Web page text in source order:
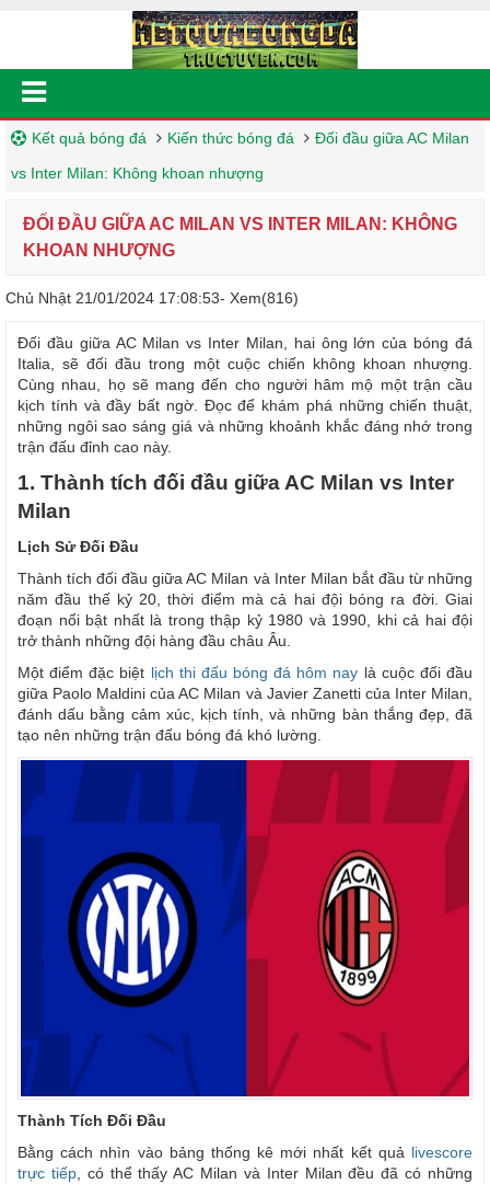
Kết quả bóng đá Kiến thức bóng đá
Đối đầu giữa AC Milan
vs Inter Milan: Không khoan nhượng
ĐỐI ĐẦU GIỮA AC MILAN VS INTER MILAN: KHÔNG
KHOAN NHƯỢNG
Chủ Nhật 21/01/2024 17:08:53- Xem(816)
Đối đầu giữa AC Milan vs Inter Milan, hai ông lớn của bóng đá
Italia, sẽ đối đầu trong một cuộc chiến không khoan nhượng.
Cùng nhau, họ sẽ mang đến cho người hâm mộ một trận cầu
kịch tính và đầy bất ngờ. Đọc để khám phá những chiến thuật,
những ngôi sao sáng giá và những khoảnh khắc đáng nhớ trong
trận đấu đỉnh cao này.
1. Thành tích đối đầu giữa AC Milan vs Inter
Milan
Lịch Sử Đối Đầu
Thành tích đối đầu giữa AC Milan và Inter Milan bắt đầu từ những
năm đầu thế kỷ 20, thời điểm mà cả hai đội bóng ra đời. Giai
đoạn nổi bật nhất là trong thập kỷ 1980 và 1990, khi cả hai đội
trở thành những đội hàng đầu châu Âu.
Một điểm đặc biệt lịch thi đấu bóng đá hôm nay là cuộc đối đầu
giữa Paolo Maldini của AC Milan và Javier Zanetti của Inter Milan,
đánh dấu bằng cảm xúc, kịch tính, và những bàn thắng đẹp, đã
tạo nên những trận đấu bóng đá khó lường.
Thành Tích Đối Đầu
Bằng cách nhìn vào bảng thống kê mới nhất kết quả livescore
trực tiếp, có thể thấy AC Milan và Inter Milan đều đã có những